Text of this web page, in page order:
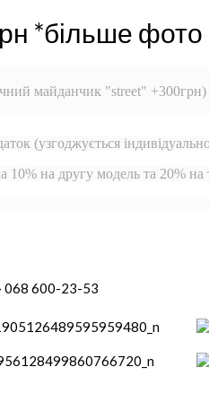
*більше фото
майданчик "street" +300грн)
(узгоджується
10% на другу модель та 20%
068 600-23-53